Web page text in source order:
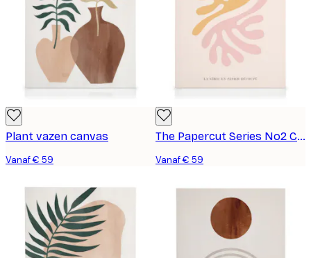
Plant vazen ​​canvas
Vanaf € 59
The Papercut Series No2 Canvas
Vanaf € 59